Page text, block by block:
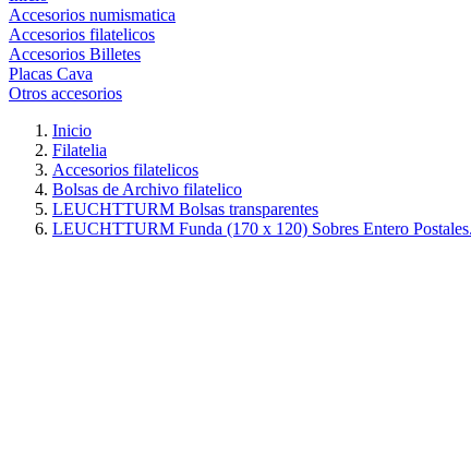
Accesorios numismatica
Accesorios filatelicos
Accesorios Billetes
Placas Cava
Otros accesorios
Inicio
Filatelia
Accesorios filatelicos
Bolsas de Archivo filatelico
LEUCHTTURM Bolsas transparentes
LEUCHTTURM Funda (170 x 120) Sobres Entero